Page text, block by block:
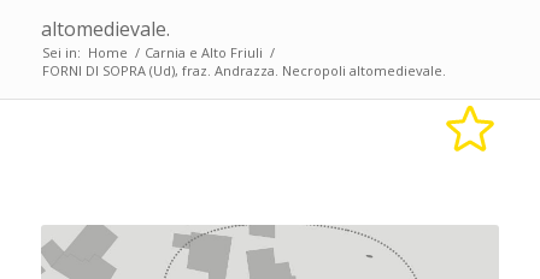
altomedievale.
Sei in: Home / Carnia e Alto Friuli /
FORNI DI SOPRA (Ud), fraz. Andrazza. Necropoli altomedievale.